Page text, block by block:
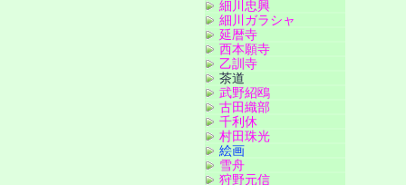
細川忠興
細川ガラシャ
延暦寺
西本願寺
乙訓寺
茶道
武野紹鴎
古田織部
千利休
村田珠光
絵画
雪舟
狩野元信